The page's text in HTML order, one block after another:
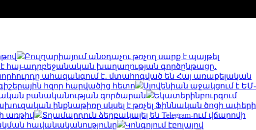
Բուլղարիայում անօդաչու թռչող սարք է պայթել
է հայ-ադրբեջանական խաղաղության գործընթացը․
ահազանգում է․ մտահոգված են Հայ առաքելական
հզոր հարվածից հետո
Սլովենիան աջակցում է ԵՄ-
բանականության գործարան
Եկատերինբուրգում
ինքնաթիռը սկսել է թռչել Ֆիննական ծոցի ափերի
առթիվ
Տղամարդուն ձերբակալել են Telegram-ում վճարովի
հավանականությունը
Կոնգոյում էբոլայով